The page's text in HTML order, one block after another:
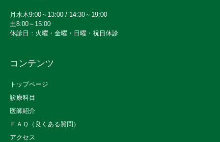
月水木9:00～13:00 / 14:30～19:00
土8:00～15:00
休診日：火曜・金曜・日曜・祝日休診
コンテンツ
トップページ
診療科目
医師紹介
ＦＡＱ（良くある質問）
アクセス